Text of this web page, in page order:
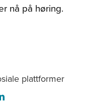
nå på høring.
plattformer